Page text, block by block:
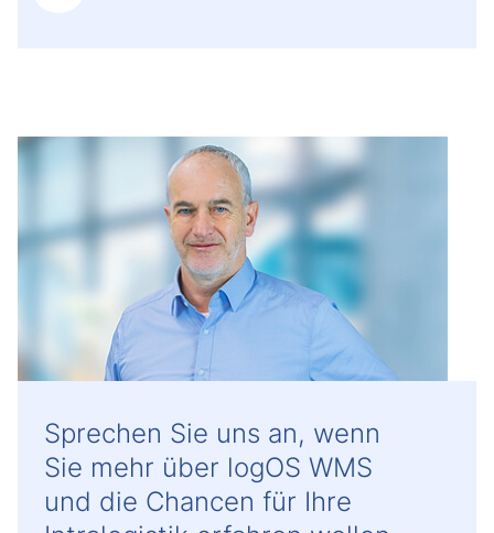
Sprechen Sie uns an, wenn
Sie mehr über logOS WMS
und die Chancen für Ihre